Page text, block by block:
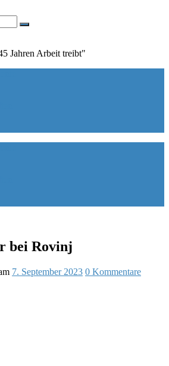
Suchen
Jahren Arbeit treibt"
bei Rovinj
7. September 2023 0 Kommentare